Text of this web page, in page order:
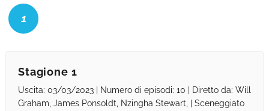
1
Stagione 1
Uscita: 03/03/2023 | Numero di episodi: 10 | Diretto da: Will
Graham, James Ponsoldt, Nzingha Stewart, | Sceneggiato